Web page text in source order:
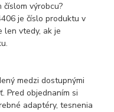
výrobcu?
je číslo produktu v
len vtedy, ak je
medzi dostupnými
Pred objednaním si
adaptéry, tesnenia